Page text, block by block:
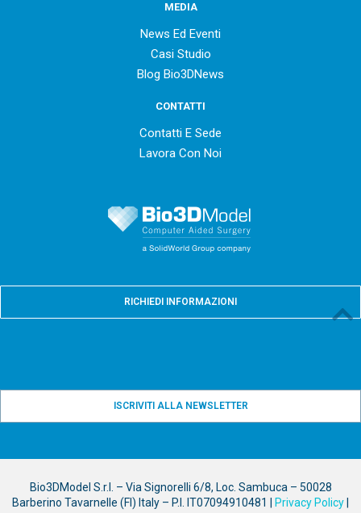
MEDIA
News Ed Eventi
Casi Studio
Blog Bio3DNews
CONTATTI
Contatti E Sede
Lavora Con Noi
RICHIEDI INFORMAZIONI
ISCRIVITI ALLA NEWSLETTER
Bio3DModel S.r.l. – Via Signorelli 6/8, Loc. Sambuca – 50028
Barberino Tavarnelle (FI) Italy – P.I. IT07094910481 |
Privacy Policy